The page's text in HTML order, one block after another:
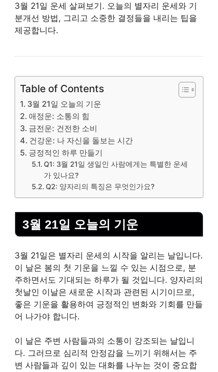
3월 21일 운세 살펴보기. 오늘의 별자리 운세와 기
분개선 방법, 그리고 소중한 결정들을 내리는 팁을
제공합니다.
Table of Contents
3월 21일 오늘의 기운
애정운: 소통의 힘
금전운: 건전한 소비
건강운: 나 자신을 돌보는 시간
긍정적인 하루 만들기
Q1: 3월 21일 생일인 사람에게는 특별한 운세
가 있나요?
Q2: 양자리의 특징은 무엇인가요?
3월 21일 오늘의 기운
3월 21일은 별자리 운세의 시작을 알리는 날입니다.
이 날은 봄의 첫 기운을 느낄 수 있는 시점으로, 분
주하면서도 기대되는 하루가 될 것입니다. 양자리의
첫날인 이날은 새로운 시작과 관련된 시기이므로,
좋은 기운을 활용하여 긍정적인 변화와 기회를 만들
어 나가야 합니다.
이 날은 주변 사람들과의 소통이 강조되는 날입니
다. 그러므로 심리적 안정감을 느끼기 위해서는 주
변 사람들과 깊이 있는 대화를 나누는 것이 중요합